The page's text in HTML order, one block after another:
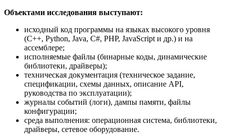
Объектами исследования выступают:
исходный код программы на языках высокого уровня
(C++, Python, Java, C#, PHP, JavaScript и др.) и на
ассемблере;
исполняемые файлы (бинарные коды, динамические
библиотеки, драйверы);
техническая документация (техническое задание,
спецификации, схемы данных, описание API,
руководства по эксплуатации);
журналы событий (логи), дампы памяти, файлы
конфигурации;
среда выполнения: операционная система, библиотеки,
драйверы, сетевое оборудование.